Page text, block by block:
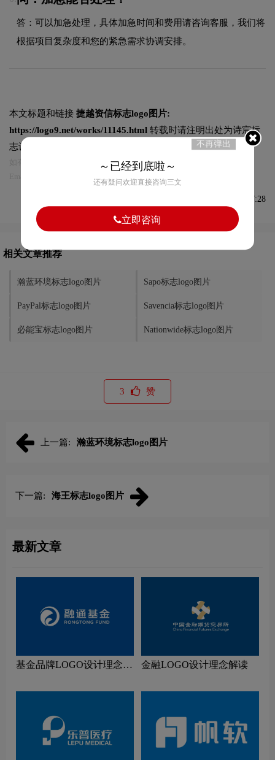
答：可以加急处理，具体加急时间和费用请咨询客服，我们将
根据项目复杂度和您的紧急需求协调安排。
本文标题和链接 捷越资信标志logo图片:
https://logo9.net/works/11145.html 转载时请注明出处为诗宸标
志设计及本链接!
如有内容侵犯您的合法权益，请及时与我们联系
Email:75696531@qq.com，我们将第一时间安排删除。
发布于2023-06-24 09:27:28
相关文章推荐
瀚蓝环境标志logo图片 Sapo标志logo图片
PayPal标志logo图片 Savencia标志logo图片
必能宝标志logo图片 Nationwide标志logo图片
3 赞
上一篇: 瀚蓝环境标志logo图片
下一篇: 海王标志logo图片
最新文章
基金品牌LOGO设计理念解
金融LOGO设计理念解读
不再弹出
～已经到底啦～
还有疑问欢迎直接咨询三文
立即咨询